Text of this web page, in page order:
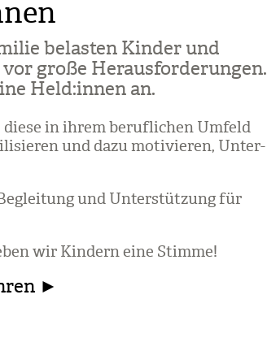
belas­ten Kin­der und
große Her­aus­for­de­run­gen.
Held:innen an.
in ihrem beruf­li­chen Umfeld
und dazu moti­vie­ren, Unter­
und Unter­stüt­zung für
wir Kin­dern eine Stimme!
►